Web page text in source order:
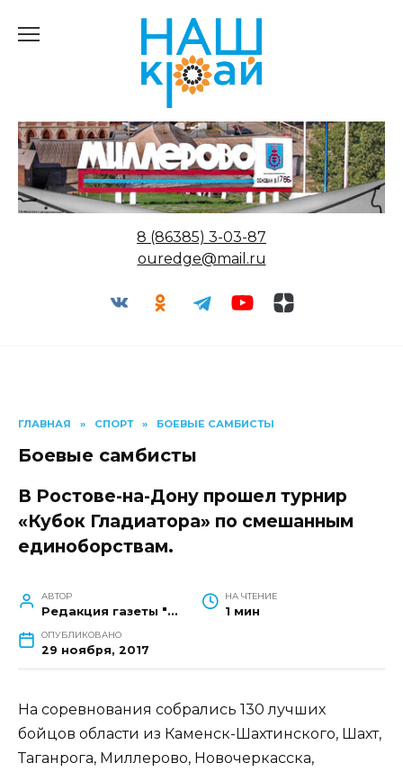
8 (86385) 3-03-87
ouredge@mail.ru
ГЛАВНАЯ » СПОРТ » БОЕВЫЕ САМБИСТЫ
Боевые самбисты
В Ростове-на-Дону прошел турнир
«Кубок Гладиатора» по смешанным
единоборствам.
АВТОР
Редакция газеты "Наш край"
НА ЧТЕНИЕ
1 мин
ОПУБЛИКОВАНО
29 ноября, 2017
На соревнования собрались 130 лучших
бойцов области из Каменск-Шахтинского, Шахт,
Таганрога, Миллерово, Новочеркасска,